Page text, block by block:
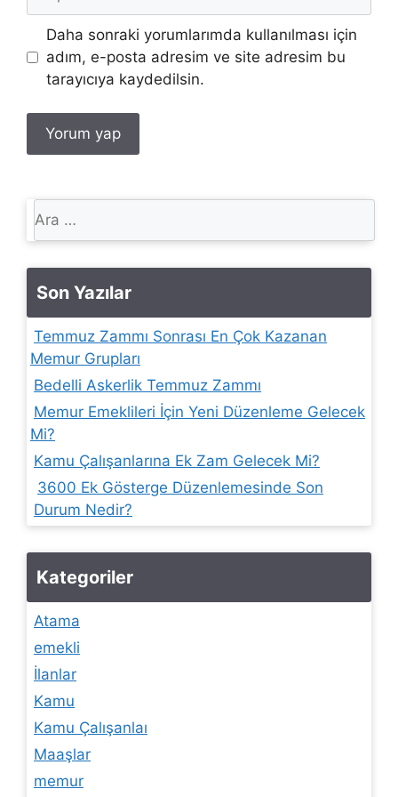
posta
İnternet
sitesi
Daha sonraki yorumlarımda kullanılması için
adım, e-posta adresim ve site adresim bu
tarayıcıya kaydedilsin.
için
Son Yazılar
Temmuz Zammı Sonrası En Çok Kazanan
Memur Grupları
Bedelli Askerlik Temmuz Zammı
Memur Emeklileri İçin Yeni Düzenleme Gelecek
Mi?
Kamu Çalışanlarına Ek Zam Gelecek Mi?
3600 Ek Gösterge Düzenlemesinde Son
Durum Nedir?
Kategoriler
Atama
emekli
İlanlar
Kamu
Kamu Çalışanlaı
Maaşlar
memur